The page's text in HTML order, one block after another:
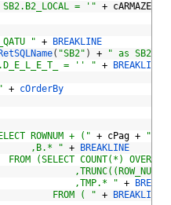
SB2.B2_LOCAL = '" + cARMAZEM
" + BREAKLINE
( "SB2" ) +
" as SB2
= '' " +
+ cOrderBy
ROWNUM + (" + cPag +
" *
"	      ,B.* " + BREAKLINE
"	  FROM (SELECT COUNT(*) OVER()
"
"	              ,TMP.* " +
"	          FROM ( " + BREAKLINE